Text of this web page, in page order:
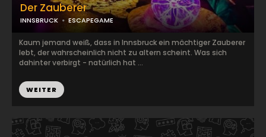
Der Zauberer
INNSBRUCK ESCAPEGAME
Kaum jemand weiß, dass in Innsbruck ein mächtiger Zauberer
lebt, der wahrscheinlich nicht zu altern scheint. Was sich
dahinter verbirgt - natürlich hat ...
WEITER